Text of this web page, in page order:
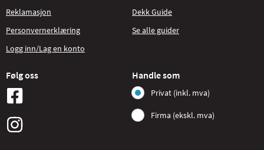
Reklamasjon
Personvernerklæring
Logg inn/Lag en konto
Dekk Guide
Se alle guider
Følg oss Handle som
Privat (inkl. mva)
Firma (ekskl. mva)